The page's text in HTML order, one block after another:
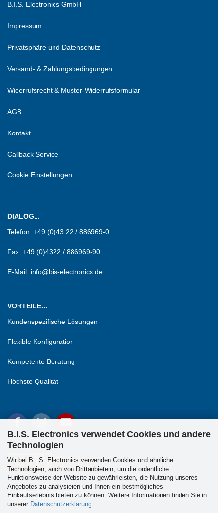
B.I.S. Electronics verwendet Cookies und andere
Technologien
Wir bei B.I.S. Electronics verwenden Cookies und ähnliche
Technologien, auch von Drittanbietern, um die ordentliche
Funktionsweise der Website zu gewährleisten, die Nutzung unseres
Angebotes zu analysieren und Ihnen ein bestmögliches
Einkaufserlebnis bieten zu können. Weitere Informationen finden Sie in
unserer Datenschutzerklärung
B.I.S. Electronics GmbH
Impressum
Privatsphäre und Datenschutz
Versand- & Zahlungsbedingungen
Widerrufsrecht & Muster-Widerrufsformular
AGB
Kontakt
Callback Service
Cookie Einstellungen
DIALOG...
Telefon: +49 (0)43 22 / 886969-0
Fax: +49 (0)4322 / 886969-90
E-Mail: info@bis-electronics.de
VORTEILE...
Kundenspezifische Lösungen
Flexible Konfiguration
Kompetente Beratung
Höchste Qualität